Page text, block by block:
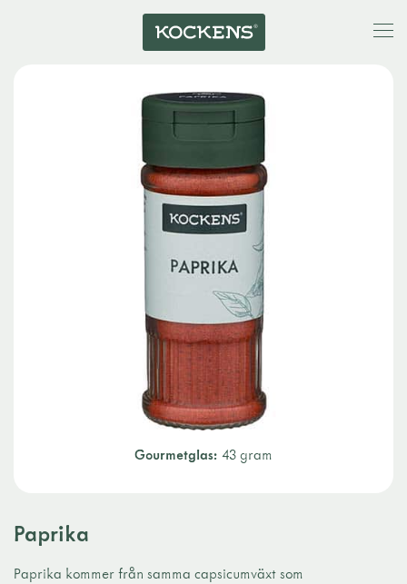
Gourmetglas: 43 gram
Paprika
Paprika kommer från samma capsicumväxt som